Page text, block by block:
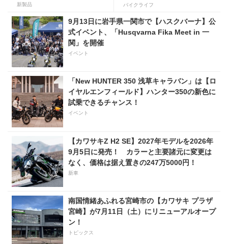
ホンダ ダックス／グロム用が
登場
新製品 バイクライフ
9月13日に岩手県一関市で【ハスクバーナ】公
式イベント、「Husqvarna Fika Meet in 一
関」を開催
イベント
「New HUNTER 350 浅草キャラバン」は【ロ
イヤルエンフィールド】ハンター350の新色に
試乗できるチャンス！
イベント
【カワサキZ H2 SE】2027年モデルを2026年
9月5日に発売！ カラーと主要諸元に変更は
なく、価格は据え置きの247万5000円！
新車
南国情緒あふれる宮崎市の【カワサキ プラザ
宮崎】が7月11日（土）にリニューアルオープ
ン！
トピックス